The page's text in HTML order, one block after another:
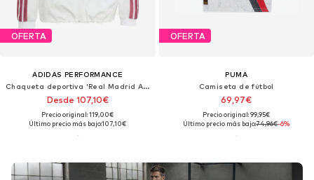
OFERTA
ADIDAS PERFORMANCE
Chaqueta deportiva 'Real Madrid Anthem'
Desde 107,10€
Precio original: 119,00€
Último precio más bajo:107,10€
OFERTA
PUMA
Camiseta de fútbol
69,97€
Precio original: 99,95€
Último precio más bajo:74,96€-6%